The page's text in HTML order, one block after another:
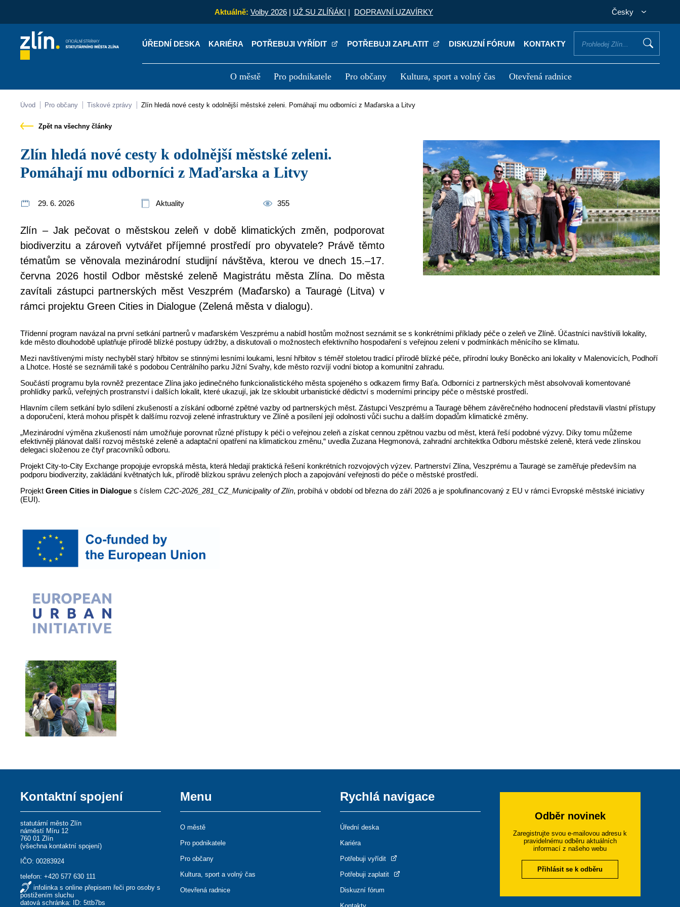
Aktuálně: Volby 2026 | UŽ SU ZLÍŇÁK! | DOPRAVNÍ UZAVÍRKY Česky
ÚŘEDNÍ DESKA KARIÉRA POTŘEBUJI VYŘÍDIT POTŘEBUJI ZAPLATIT DISKUZNÍ FÓRUM KONTAKTY
O městě Pro podnikatele Pro občany Kultura, sport a volný čas Otevřená radnice
Kontakty Úřední deska Kariéra
Úvod Pro občany Tiskové zprávy Zlín hledá nové cesty k odolnější městské zeleni. Pomáhají mu odborníci z Maďarska a Litvy
Zpět na všechny články
Zlín hledá nové cesty k odolnější městské zeleni.
Pomáhají mu odborníci z Maďarska a Litvy
29. 6. 2026 Aktuality 355
Zlín – Jak pečovat o městskou zeleň v době klimatických změn, podporovat
biodiverzitu a zároveň vytvářet příjemné prostředí pro obyvatele? Právě těmto
tématům se věnovala mezinárodní studijní návštěva, kterou ve dnech 15.–17.
června 2026 hostil Odbor městské zeleně Magistrátu města Zlína. Do města
zavítali zástupci partnerských měst Veszprém (Maďarsko) a Tauragė (Litva) v
rámci projektu Green Cities in Dialogue (Zelená města v dialogu).
Třídenní program navázal na první setkání partnerů v maďarském Veszprému a nabídl hostům možnost seznámit se s konkrétními příklady péče o zeleň ve Zlíně. Účastníci navštívili lokality,
kde město dlouhodobě uplatňuje přírodě blízké postupy údržby, a diskutovali o možnostech efektivního hospodaření s veřejnou zelení v podmínkách měnícího se klimatu.
Mezi navštívenými místy nechyběl starý hřbitov se stinnými lesními loukami, lesní hřbitov s téměř stoletou tradicí přírodě blízké péče, přírodní louky Boněcko ani lokality v Malenovicích, Podhoří
a Lhotce. Hosté se seznámili také s podobou Centrálního parku Jižní Svahy, kde město rozvíjí vodní biotop a komunitní zahradu.
Součástí programu byla rovněž prezentace Zlína jako jedinečného funkcionalistického města spojeného s odkazem firmy Baťa. Odborníci z partnerských měst absolvovali komentované
prohlídky parků, veřejných prostranství i dalších lokalit, které ukazují, jak lze skloubit urbanistické dědictví s moderními principy péče o městské prostředí.
Hlavním cílem setkání bylo sdílení zkušeností a získání odborné zpětné vazby od partnerských měst. Zástupci Veszprému a Tauragė během závěrečného hodnocení představili vlastní přístupy
a doporučení, která mohou přispět k dalšímu rozvoji zelené infrastruktury ve Zlíně a posílení její odolnosti vůči suchu a dalším dopadům klimatické změny.
„Mezinárodní výměna zkušeností nám umožňuje porovnat různé přístupy k péči o veřejnou zeleň a získat cennou zpětnou vazbu od měst, která řeší podobné výzvy. Díky tomu můžeme
efektivněji plánovat další rozvoj městské zeleně a adaptační opatření na klimatickou změnu,“ uvedla Zuzana Hegmonová, zahradní architektka Odboru městské zeleně, která vede zlínskou
delegaci složenou ze čtyř pracovníků odboru.
Projekt City-to-City Exchange propojuje evropská města, která hledají praktická řešení konkrétních rozvojových výzev. Partnerství Zlína, Veszprému a Tauragė se zaměřuje především na
podporu biodiverzity, zakládání květnatých luk, přírodě blízkou správu zelených ploch a zapojování veřejnosti do péče o městské prostředí.
ProjektGreen Cities in Dialogue s číslemC2C-2026_281_CZ_Municipality of Zlín, probíhá v období od března do září 2026 a je spolufinancovaný z EU v rámci Evropské městské iniciativy
(EUI).
Kontaktní spojení
statutární město Zlín
náměstí Míru 12
760 01 Zlín
(všechna kontaktní spojení)
IČO: 00283924
telefon:+420 577 630 111
infolinka s online přepisem řeči pro osoby s
postižením sluchu
datová schránka: ID: 5ttb7bs
Menu
O městě
Pro podnikatele
Pro občany
Kultura, sport a volný čas
Otevřená radnice
Rychlá navigace
Úřední deska
Kariéra
Potřebuji vyřídit
Potřebuji zaplatit
Diskuzní fórum
Odběr novinek
Zaregistrujte svou e-mailovou adresu k
pravidelnému odběru aktuálních
informací z našeho webu
Přihlásit se k odběru